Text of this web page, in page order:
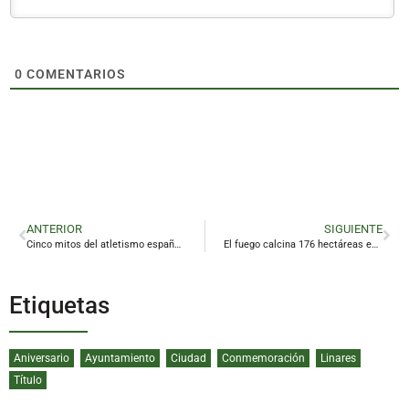
0 COMENTARIOS
ANTERIOR
Cinco mitos del atletismo español correrán en Linares por una buena causa
SIGUIENTE
El fuego calcina 176 hectáreas en la provincia en la época de peligro alto de incendios
Etiquetas
Aniversario Ayuntamiento Ciudad Conmemoración
Linares
Título